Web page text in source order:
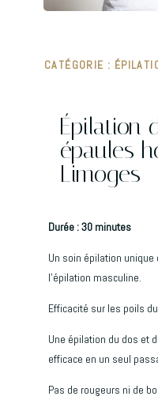
CATÉGORIE :
Épilation
épaules
Limoges
Durée : 30 minutes
Un soin épilation
l’épilation masculine.
Efficacité sur les poils
Une épilation du dos et
efficace en un seul
Pas de rougeurs ni de